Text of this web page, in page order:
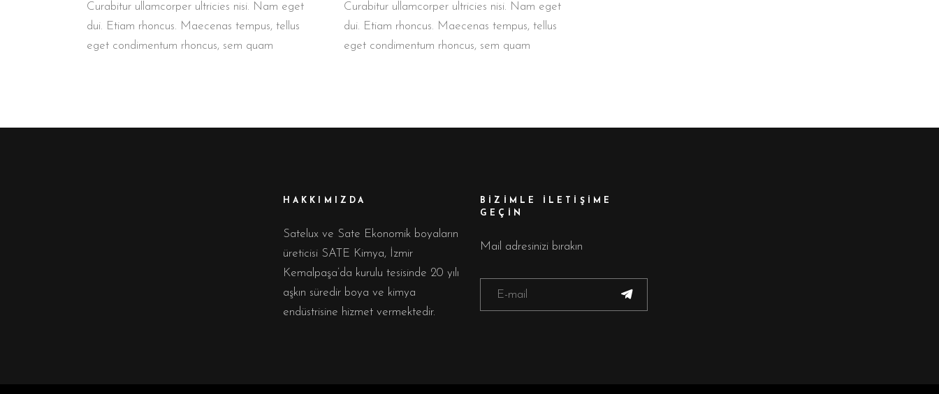
Curabitur ullamcorper ultricies nisi. Nam eget
dui. Etiam rhoncus. Maecenas tempus, tellus
eget condimentum rhoncus, sem quam
Curabitur ullamcorper ultricies nisi. Nam eget
dui. Etiam rhoncus. Maecenas tempus, tellus
eget condimentum rhoncus, sem quam
HAKKIMIZDA
Satelux ve Sate Ekonomik boyaların
üreticisi SATE Kimya, İzmir
Kemalpaşa’da kurulu tesisinde 20 yılı
aşkın süredir boya ve kimya
endüstrisine hizmet vermektedir.
BİZİMLE İLETİŞİME
GEÇİN
Mail adresinizi bırakın